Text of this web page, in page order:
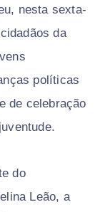
nesta sexta-
da
políticas
de celebração
do
Leão, a